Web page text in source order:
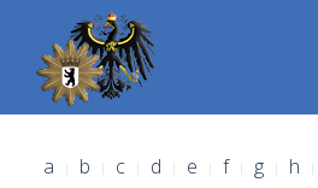
a b c d e f g h